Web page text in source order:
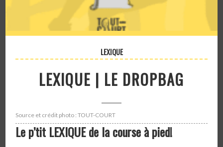
LEXIQUE
LEXIQUE | LE DROPBAG
Source et crédit photo : TOUT-COURT
Le p’tit LEXIQUE de la course à pied!